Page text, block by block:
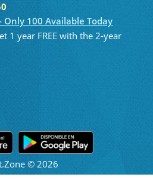
Only 100 Available Today
1 year FREE with the 2-year
© 2026